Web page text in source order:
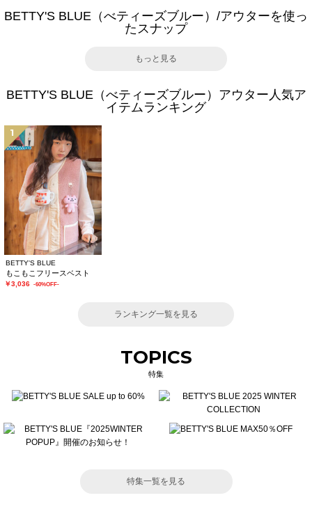
BETTY'S BLUE（べティーズブルー）/アウターを使っ
たスナップ
もっと見る
BETTY'S BLUE（べティーズブルー）アウター人気ア
イテムランキング
1
BETTY'S BLUE
もこもこフリースベスト
￥3,036 -60%OFF-
ランキング一覧を見る
TOPICS
特集
特集一覧を見る